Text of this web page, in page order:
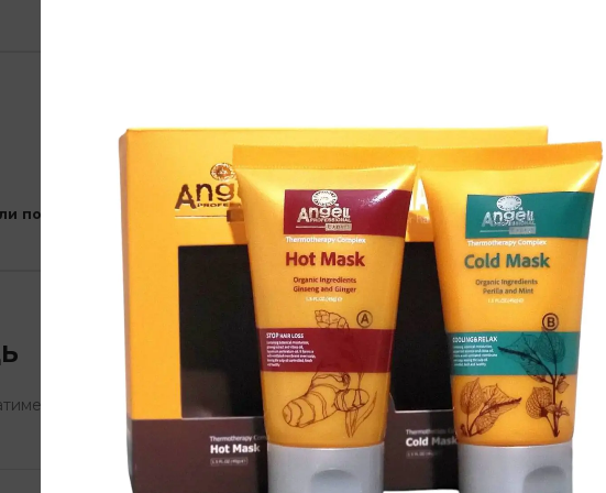
познайомитися
Сила океану для краси вашого
Обов’язкові поля позначені*